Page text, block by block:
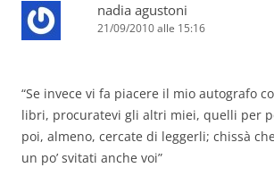
nadia agustoni
21/09/2010 alle 15:16
“Se invece vi fa piacere il mio autografo
libri, procuratevi gli altri miei, quelli per
poi, almeno, cercate di leggerli; chissà
un po’ svitati anche voi”